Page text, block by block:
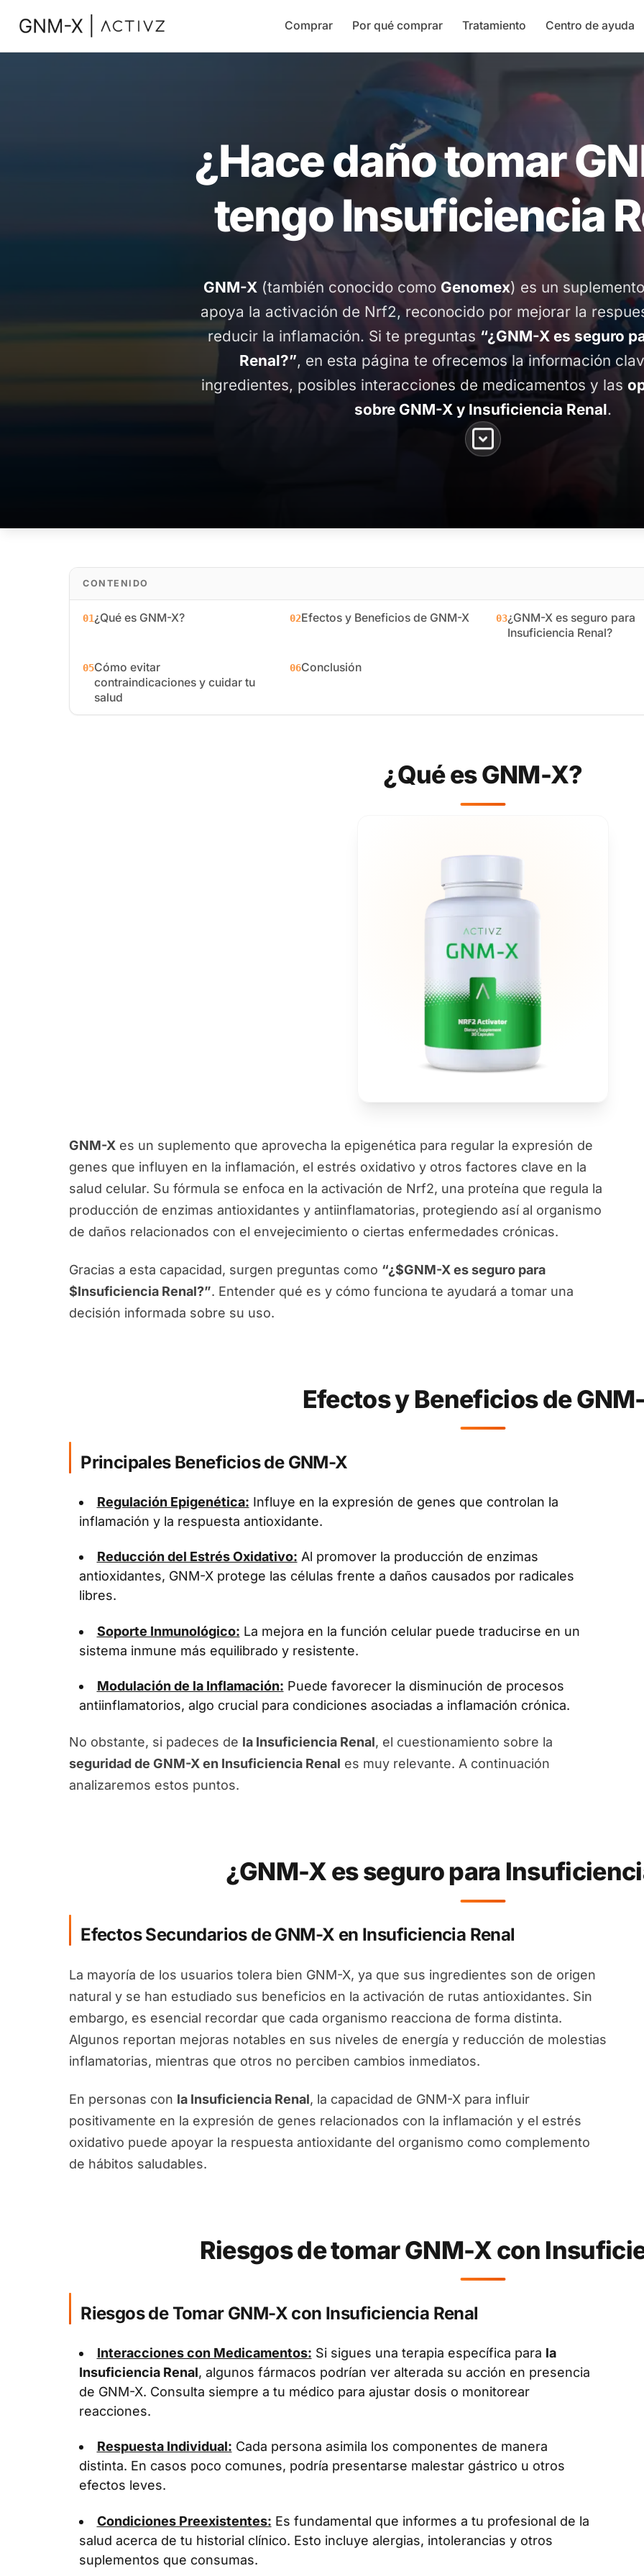
Comprar Por qué comprar Tratamiento Centro de ayuda
¿Hace daño tomar
tengo Insuficiencia
GNM-X (también conocido como Genomex) es un
apoya la activación de Nrf2, reconocido por mejorar la
reducir la inflamación. Si te preguntas “¿GNM-X es seguro
Renal?”, en esta página te ofrecemos la información
ingredientes, posibles interacciones de medicamentos y las
sobre GNM-X y Insuficiencia Renal.
CONTENIDO
01¿Qué es GNM-X? 02Efectos y Beneficios de GNM-X 03¿GNM-X es seguro para
Insuficiencia Renal?
05Cómo evitar
contraindicaciones y cuidar tu
salud
06Conclusión
¿Qué es GNM-X?
GNM-X es un suplemento que aprovecha la epigenética para regular la expresión de
genes que influyen en la inflamación, el estrés oxidativo y otros factores clave en la
salud celular. Su fórmula se enfoca en la activación de Nrf2, una proteína que regula la
producción de enzimas antioxidantes y antiinflamatorias, protegiendo así al organismo
de daños relacionados con el envejecimiento o ciertas enfermedades crónicas.
Gracias a esta capacidad, surgen preguntas como “¿$GNM-X es seguro para
$Insuficiencia Renal?”. Entender qué es y cómo funciona te ayudará a tomar una
decisión informada sobre su uso.
Efectos y Beneficios de
Principales Beneficios de GNM-X
Regulación Epigenética: Influye en la expresión de genes que controlan la
inflamación y la respuesta antioxidante.
Reducción del Estrés Oxidativo: Al promover la producción de enzimas
antioxidantes, GNM-X protege las células frente a daños causados por radicales
libres.
Soporte Inmunológico: La mejora en la función celular puede traducirse en un
sistema inmune más equilibrado y resistente.
Modulación de la Inflamación: Puede favorecer la disminución de procesos
antiinflamatorios, algo crucial para condiciones asociadas a inflamación crónica.
No obstante, si padeces de la Insuficiencia Renal, el cuestionamiento sobre la
seguridad de GNM-X en Insuficiencia Renal es muy relevante. A continuación
analizaremos estos puntos.
¿GNM-X es seguro para
Efectos Secundarios de GNM-X en Insuficiencia Renal
La mayoría de los usuarios tolera bien GNM-X, ya que sus ingredientes son de origen
natural y se han estudiado sus beneficios en la activación de rutas antioxidantes. Sin
embargo, es esencial recordar que cada organismo reacciona de forma distinta.
Algunos reportan mejoras notables en sus niveles de energía y reducción de molestias
inflamatorias, mientras que otros no perciben cambios inmediatos.
En personas con la Insuficiencia Renal, la capacidad de GNM-X para influir
positivamente en la expresión de genes relacionados con la inflamación y el estrés
oxidativo puede apoyar la respuesta antioxidante del organismo como complemento
de hábitos saludables.
Riesgos de tomar GNM-X con
Riesgos de Tomar GNM-X con Insuficiencia Renal
Interacciones con Medicamentos: Si sigues una terapia específica para la
Insuficiencia Renal, algunos fármacos podrían ver alterada su acción en presencia
de GNM-X. Consulta siempre a tu médico para ajustar dosis o monitorear
reacciones.
Respuesta Individual: Cada persona asimila los componentes de manera
distinta. En casos poco comunes, podría presentarse malestar gástrico u otros
efectos leves.
Condiciones Preexistentes: Es fundamental que informes a tu profesional de la
salud acerca de tu historial clínico. Esto incluye alergias, intolerancias y otros
suplementos que consumas.